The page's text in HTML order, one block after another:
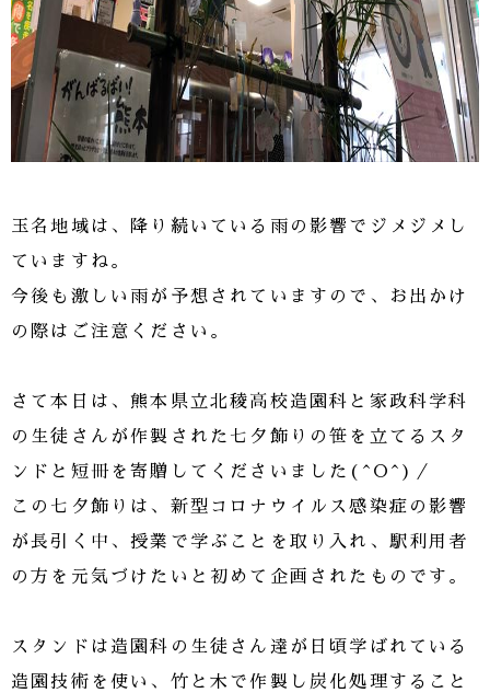
玉名地域は、降り続いている雨の影響でジメジメし
ていますね。
今後も激しい雨が予想されていますので、お出かけ
の際はご注意ください。
さて本日は、熊本県立北稜高校造園科と家政科学科
の生徒さんが作製された七夕飾りの笹を立てるスタ
ンドと短冊を寄贈してくださいました(^O^)／
この七夕飾りは、新型コロナウイルス感染症の影響
が長引く中、授業で学ぶことを取り入れ、駅利用者
の方を元気づけたいと初めて企画されたものです。
スタンドは造園科の生徒さん達が日頃学ばれている
造園技術を使い、竹と木で作製し炭化処理すること